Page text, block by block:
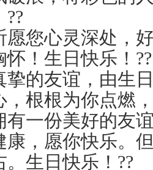
愿您心灵深处，
怀！生日快乐！??
挚的友谊，由生
，根根为你点燃
有一份美好的友
康，愿你快乐。
。生日快乐！??